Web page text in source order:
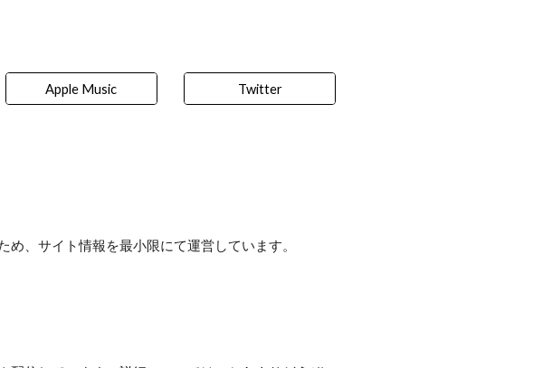
Apple Music Twitter
め、サイト情報を最小限にて運営しています。